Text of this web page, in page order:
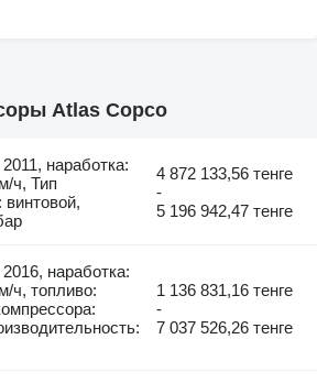
Atlas Copco
наработка:
ч, Тип
винтовой,
4 872 133,56 тенге
-
5 196 942,47 тенге
наработка:
ч, топливо:
1 136 831,16 тенге
-
7 037 526,26 тенге